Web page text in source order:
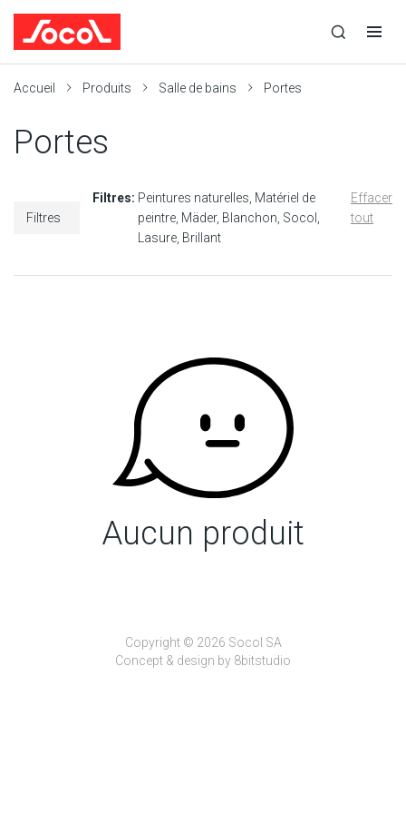
recherche
recherche
navigation
Accueil Produits Salle de bains Portes
Portes
Filtres
Filtres: Peintures naturelles Matériel de
peintre Mäder Blanchon Socol
Lasure Brillant
Effacer
tout
Aucun produit
Copyright © 2026 Socol SA
Concept & design by 8bitstudio